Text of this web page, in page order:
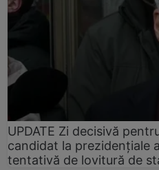
UPDATE Zi decisivă
candidat la prezidențiale
tentativă de lovitură de